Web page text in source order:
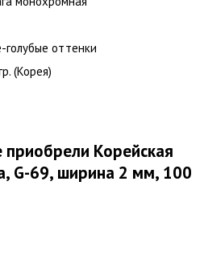
голубые оттенки
(Корея)
Корейская
G-69, ширина 2 мм, 100